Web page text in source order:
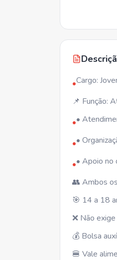
•Cargo:
📌 Função:
••
••
•• Apoio no
👥 Ambos
🎯 14 a 18
❌ Não
💰 Bolsa
🍔 Vale